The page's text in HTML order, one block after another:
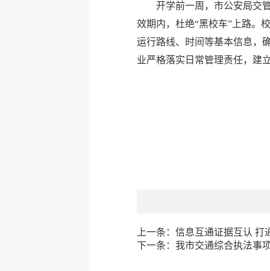
开学前一周，市公安局交
效期内，杜绝“黑校车”上路。
运行路线、时间等基本信息，
业严格落实日常管理责任，建
上一条： 信息互通证据互认 打
下一条： 我市交通综合执法事